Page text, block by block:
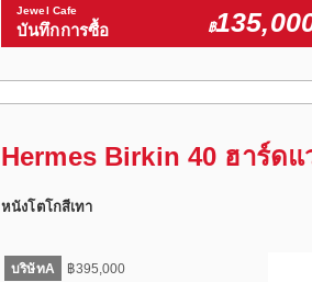
Jewel Cafe
บันทึกการซื้อ ฿
Hermes Birkin 40 ฮาร์ดแ
หนังโตโกสีเทา
บริษัทA
฿395,000